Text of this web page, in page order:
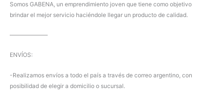
Somos GABENA, un emprendimiento joven que tiene como objetivo
brindar el mejor servicio haciéndole llegar un producto de calidad.
——————–
ENVÍOS:
-Realizamos envíos a todo el país a través de correo argentino, con
posibilidad de elegir a domicilio o sucursal.